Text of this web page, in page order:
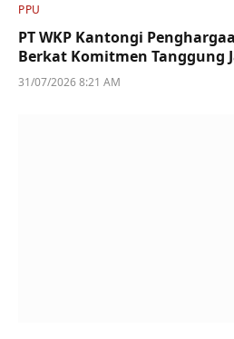
PPU
PT WKP Kantongi
Berkat Komitmen Tanggung
31/07/2026 8:21 AM